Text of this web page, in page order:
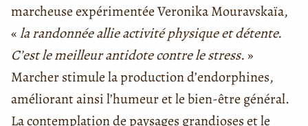
marcheuse expérimentée Veronika Mouravskaïa,
«la randonnée allie activité physique et détente.
C’est le meilleur antidote contre le stress. »
Marcher stimule la production d’endorphines,
améliorant ainsi l’humeur et le bien-être général.
La contemplation de paysages grandioses et le